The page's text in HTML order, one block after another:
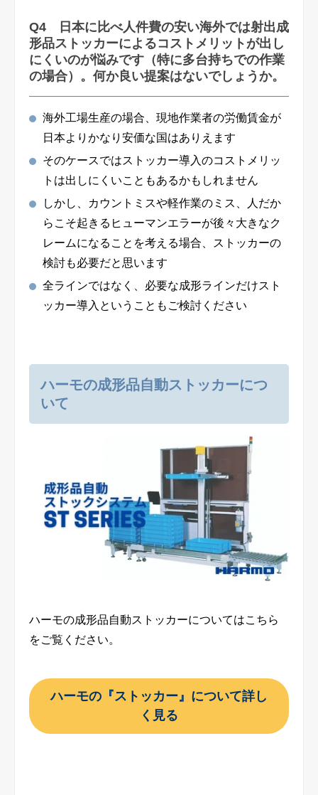
Q4 日本に比べ人件費の安い海外では射出成
形品ストッカーによるコストメリットが出し
にくいのが悩みです（特に多台持ちでの作業
の場合）。何か良い提案はないでしょうか。
海外工場生産の場合、現地作業者の労働賃金が
日本よりかなり安価な国はありえます
そのケースではストッカー導入のコストメリッ
トは出しにくいこともあるかもしれません
しかし、カウントミスや軽作業のミス、人だか
らこそ起きるヒューマンエラーが後々大きなク
レームになることを考える場合、ストッカーの
検討も必要だと思います
全ラインではなく、必要な成形ラインだけスト
ッカー導入ということもご検討ください
ハーモの成形品自動ストッカーにつ
いて
ハーモの成形品自動ストッカーについてはこちら
をご覧ください。
ハーモの『ストッカー』について詳し
く見る